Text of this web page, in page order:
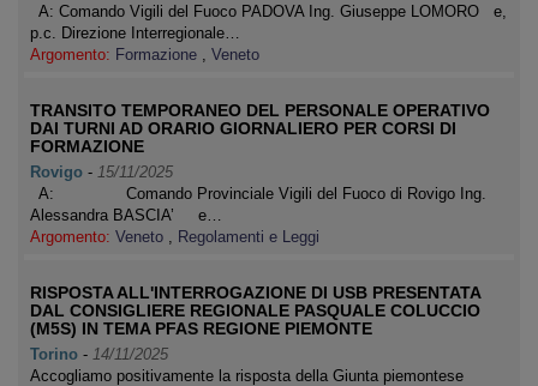
A: Comando Vigili del Fuoco PADOVA Ing. Giuseppe LOMORO e,
p.c. Direzione Interregionale…
Argomento: Formazione , Veneto
TRANSITO TEMPORANEO DEL PERSONALE OPERATIVO
DAI TURNI AD ORARIO GIORNALIERO PER CORSI DI
FORMAZIONE
Rovigo - 15/11/2025
A: Comando Provinciale Vigili del Fuoco di Rovigo Ing.
Alessandra BASCIA’ e…
Argomento: Veneto , Regolamenti e Leggi
RISPOSTA ALL'INTERROGAZIONE DI USB PRESENTATA
DAL CONSIGLIERE REGIONALE PASQUALE COLUCCIO
(M5S) IN TEMA PFAS REGIONE PIEMONTE
Torino - 14/11/2025
Accogliamo positivamente la risposta della Giunta piemontese